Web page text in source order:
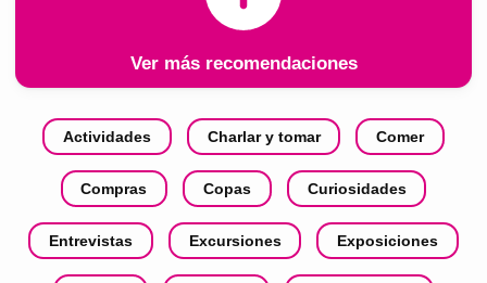
Ver más recomendaciones
Actividades Charlar y tomar Comer
Compras Copas Curiosidades
Entrevistas Excursiones Exposiciones